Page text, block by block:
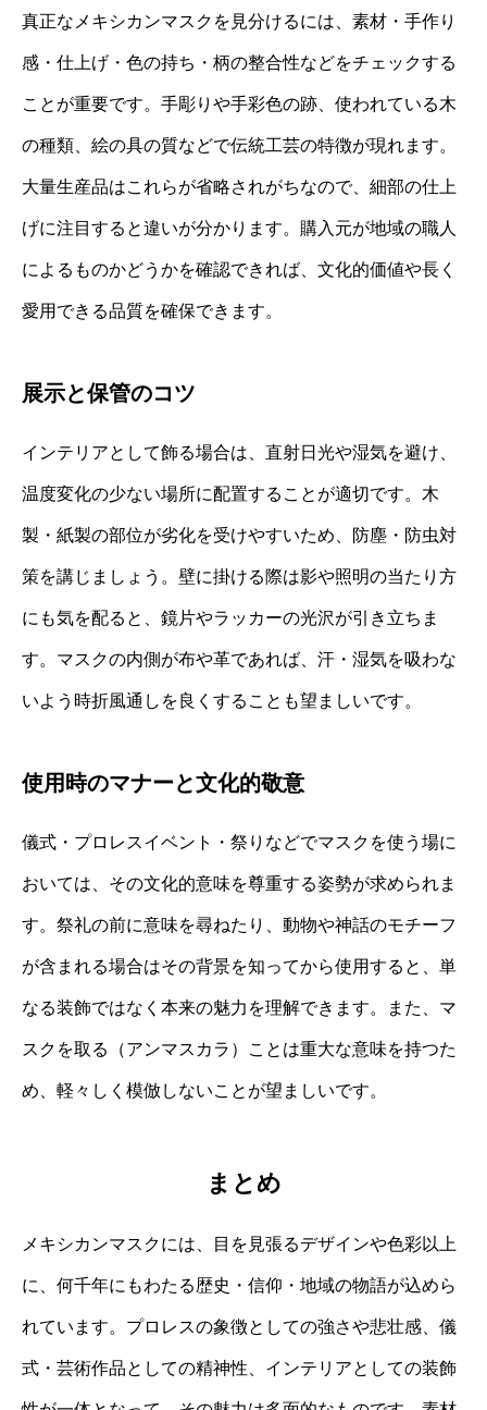
真正なメキシカンマスクを見分けるには、素材・手作り
感・仕上げ・色の持ち・柄の整合性などをチェックする
ことが重要です。手彫りや手彩色の跡、使われている木
の種類、絵の具の質などで伝統工芸の特徴が現れます。
大量生産品はこれらが省略されがちなので、細部の仕上
げに注目すると違いが分かります。購入元が地域の職人
によるものかどうかを確認できれば、文化的価値や長く
愛用できる品質を確保できます。
展示と保管のコツ
インテリアとして飾る場合は、直射日光や湿気を避け、
温度変化の少ない場所に配置することが適切です。木
製・紙製の部位が劣化を受けやすいため、防塵・防虫対
策を講じましょう。壁に掛ける際は影や照明の当たり方
にも気を配ると、鏡片やラッカーの光沢が引き立ちま
す。マスクの内側が布や革であれば、汗・湿気を吸わな
いよう時折風通しを良くすることも望ましいです。
使用時のマナーと文化的敬意
儀式・プロレスイベント・祭りなどでマスクを使う場に
おいては、その文化的意味を尊重する姿勢が求められま
す。祭礼の前に意味を尋ねたり、動物や神話のモチーフ
が含まれる場合はその背景を知ってから使用すると、単
なる装飾ではなく本来の魅力を理解できます。また、マ
スクを取る（アンマスカラ）ことは重大な意味を持つた
め、軽々しく模倣しないことが望ましいです。
まとめ
メキシカンマスクには、目を見張るデザインや色彩以上
に、何千年にもわたる歴史・信仰・地域の物語が込めら
れています。プロレスの象徴としての強さや悲壮感、儀
式・芸術作品としての精神性、インテリアとしての装飾